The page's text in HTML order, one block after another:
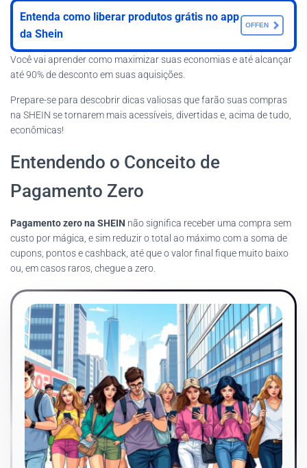
Entenda como liberar produtos grátis no app
da Shein
OFFEN
Você vai aprender como maximizar suas economias e até alcançar
até 90% de desconto em suas aquisições.
Prepare-se para descobrir dicas valiosas que farão suas compras
na SHEIN se tornarem mais acessíveis, divertidas e, acima de tudo,
econômicas!
Entendendo o Conceito de
Pagamento Zero
Pagamento zero na SHEIN não significa receber uma compra sem
custo por mágica, e sim reduzir o total ao máximo com a soma de
cupons, pontos e cashback, até que o valor final fique muito baixo
ou, em casos raros, chegue a zero.